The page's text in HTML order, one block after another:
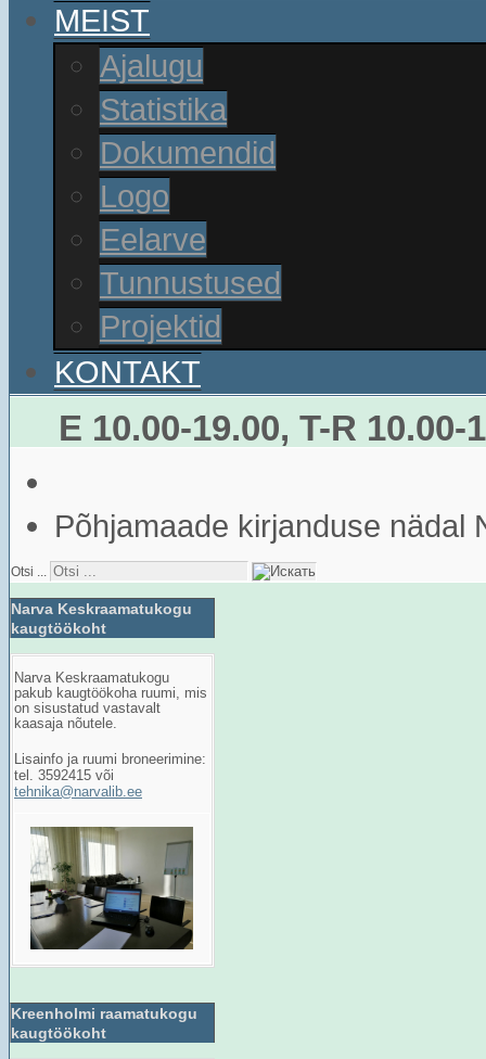
MEIST
Ajalugu
Statistika
Dokumendid
Logo
Eelarve
Tunnustused
Projektid
KONTAKT
E 10.00-19.00, T-R
Põhjamaade kirjanduse nädal
Otsi ...
Narva Keskraamatukogu
kaugtöökoht
Narva Keskraamatukogu
pakub kaugtöökoha ruumi, mis
on sisustatud vastavalt
kaasaja nõutele.
Lisainfo ja ruumi broneerimine:
tel. 3592415 või
tehnika@narvalib.ee
Kreenholmi raamatukogu
kaugtöökoht